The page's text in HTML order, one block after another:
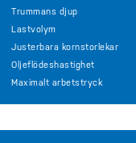
Trummans djup
Lastvolym
Justerbara kornstorlekar
Oljeflödeshastighet
Maximalt arbetstryck